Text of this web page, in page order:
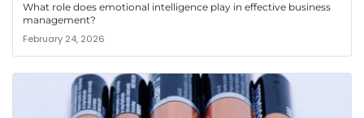
What role does emotional intelligence play in effective business
management?
February 24, 2026